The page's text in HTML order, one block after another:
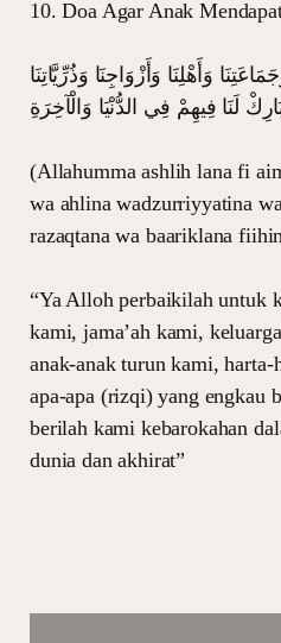
10. Doa Agar Anak
وَأَهْلِنَا وَأَزْوَاجِنَا وَذُرِّيَّاتِنَا
لَنَا فِيهِمْ فِي الدُّنْيَا وَالْآخِرَةِ
(Allahumma ashlih lana fi
wa ahlina wadzurriyyatina
razaqtana wa baariklana
“Ya Alloh perbaikilah untuk
kami, jama’ah kami,
anak-anak turun kami,
apa-apa (rizqi) yang engkau
berilah kami kebarokahan
dunia dan akhirat”